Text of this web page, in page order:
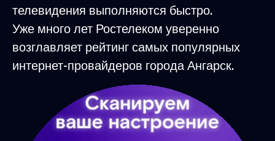
телевидения выполняются быстро.
Уже много лет Ростелеком уверенно
возглавляет рейтинг самых популярных
интернет-провайдеров города Ангарск.